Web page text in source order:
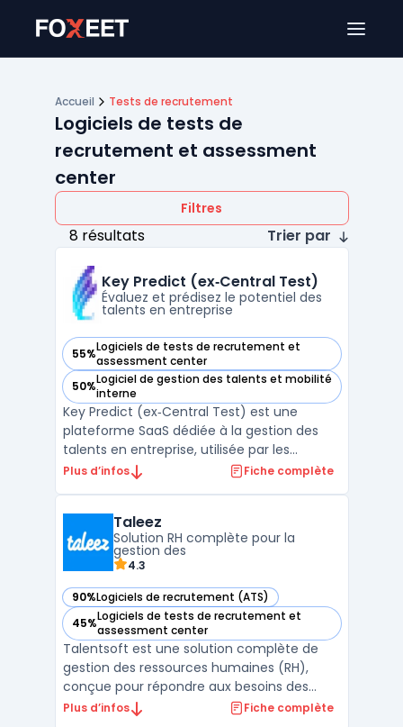
Accueil Tests de recrutement
Logiciels de tests de
recrutement et assessment
center
Filtres
8 résultats Trier par
Key Predict (ex‑Central Test)
Évaluez et prédisez le potentiel des
talents en entreprise
55%Logiciels de tests de recrutement et
assessment center
— voir Key Predict (ex‑Central Test) dans cette catégorie
50%Logiciel de gestion des talents et mobilité
interne
— voir Key Predict (ex‑Central Test) dans cette catégorie
Key Predict (ex‑Central Test) est une
plateforme SaaS dédiée à la gestion des
talents en entreprise, utilisée par les
professionnels des ressources humaines et
développement. Grâce à l’association d’un
modèle prédictif personnalisable fondé s ...
Plus d’infos Fiche complète
Taleez
Solution RH complète pour la
gestion des
4.3
90%Logiciels de recrutement (ATS)
— voir Taleez dans cette catégorie
45%Logiciels de tests de recrutement et
assessment center
— voir Taleez dans cette catégorie
Talentsoft est une solution complète de
gestion des ressources humaines (RH),
conçue pour répondre aux besoins des
entreprises de toutes tailles, qu'il s'agisse de
Plus d’infos Fiche complète